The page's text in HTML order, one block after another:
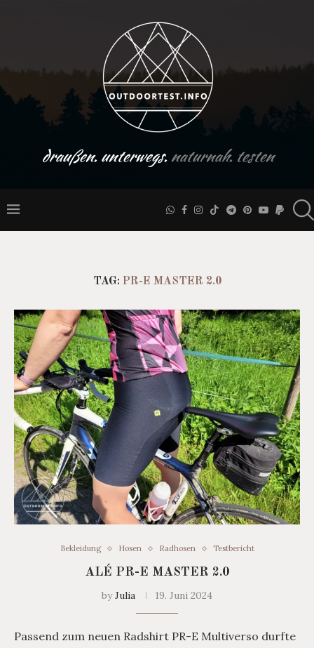
draußen. unterwegs.naturnah. testen
TAG: PR-E MASTER 2.0
Bekleidung Hosen Radhosen Testbericht
ALÉ PR-E MASTER 2.0
byJulia 19. Juni 2024
Passend zum neuen Radshirt PR-E Multiverso durfte